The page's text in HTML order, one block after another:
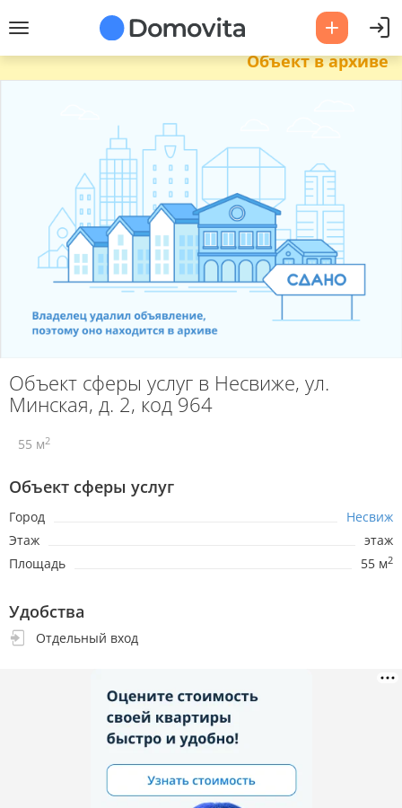
Объект в архиве
Объект сферы услуг в Несвиже, ул.
Минская, д. 2, код 964
55 м2
Объект сферы услуг
Город
Несвиж
Этаж
этаж
Площадь
55 м2
Удобства
Отдельный вход